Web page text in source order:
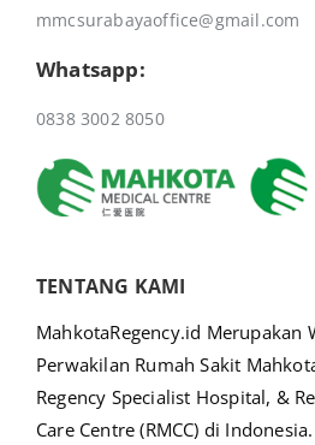
mmcsurabayaoffice@gmail.com
Whatsapp:
0838 3002 8050
TENTANG KAMI
MahkotaRegency.id Merupakan
Perwakilan Rumah Sakit
Regency Specialist Hospital, &
Care Centre (RMCC) di Indonesia.